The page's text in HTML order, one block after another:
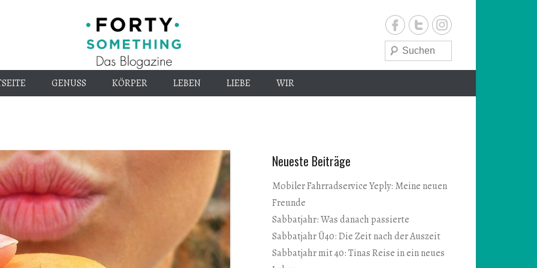
40-
Suche
GENUSS KÖRPER LEBEN LIEBE WIR
Neueste Beiträge
Mobiler Fahrradservice Yeply: Meine neuen
Freunde
Sabbatjahr: Was danach passierte
Sabbatjahr Ü40: Die Zeit nach der Auszeit
Sabbatjahr mit 40: Tinas Reise in ein neues